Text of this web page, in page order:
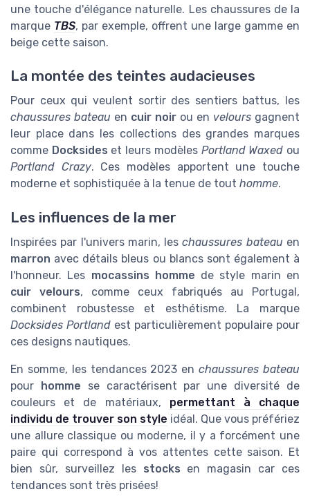
une touche d'élégance naturelle. Les chaussures de la
marque TBS, par exemple, offrent une large gamme en
beige cette saison.
La montée des teintes audacieuses
Pour ceux qui veulent sortir des sentiers battus, les
chaussures bateau en cuir noir ou en velours gagnent
leur place dans les collections des grandes marques
comme Docksides et leurs modèles Portland Waxed ou
Portland Crazy. Ces modèles apportent une touche
moderne et sophistiquée à la tenue de tout homme.
Les influences de la mer
Inspirées par l'univers marin, leschaussures bateau en
marron avec détails bleus ou blancs sont également à
l'honneur. Les mocassins homme de style marin en
cuir velours, comme ceux fabriqués au Portugal,
combinent robustesse et esthétisme. La marque
Docksides Portland est particulièrement populaire pour
ces designs nautiques.
En somme, les tendances 2023 enchaussures bateau
pour homme se caractérisent par une diversité de
couleurs et de matériaux, permettant à chaque
individu de trouver son style idéal. Que vous préfériez
une allure classique ou moderne, il y a forcément une
paire qui correspond à vos attentes cette saison. Et
bien sûr, surveillez les stocks en magasin car ces
tendances sont très prisées!